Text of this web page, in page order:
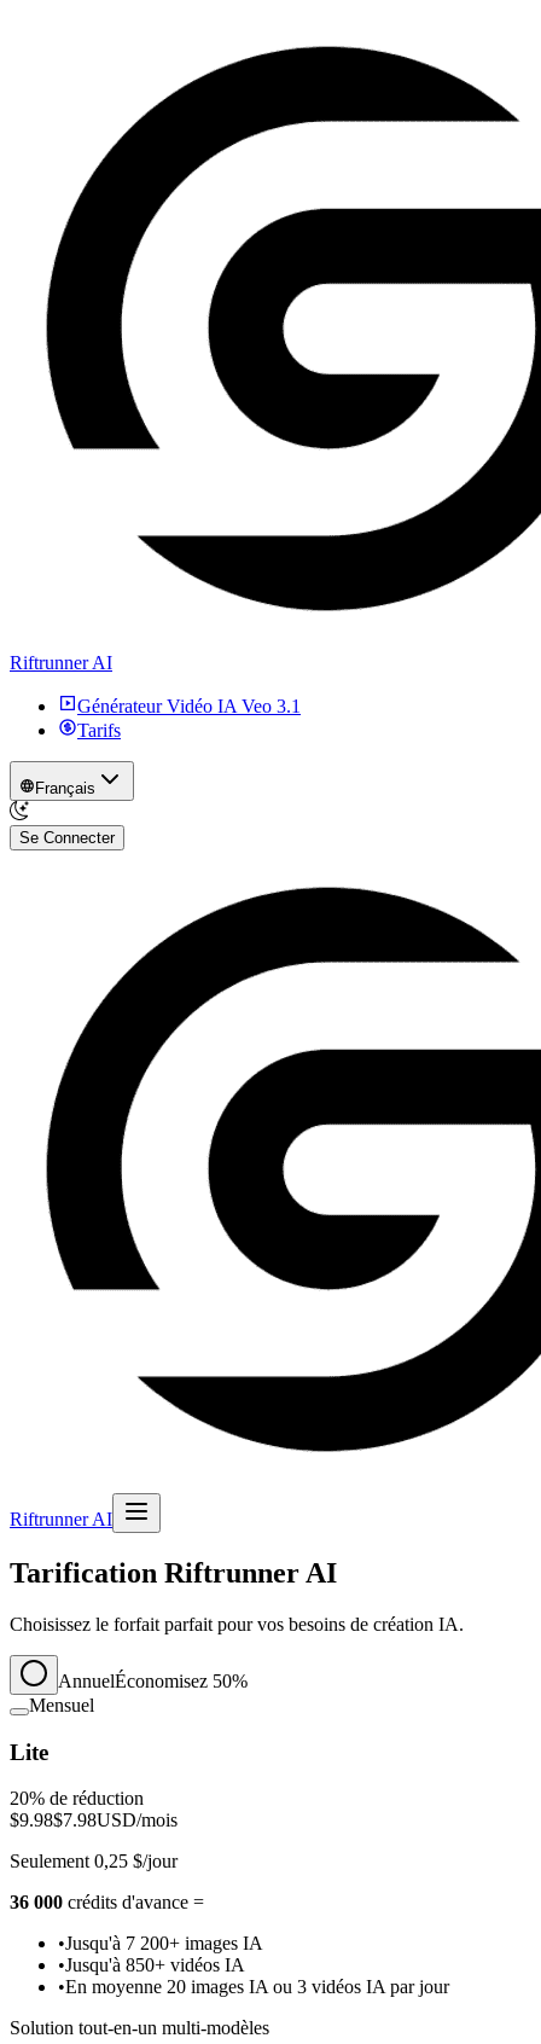
Riftrunner AI
Générateur Vidéo IA Veo 3.1
Tarifs
Français
Se Connecter
Riftrunner AI
Tarification Riftrunner AI
Choisissez le forfait parfait pour vos besoins de création IA.
AnnuelÉconomisez 50%
Mensuel
Lite
20% de réduction
$9.98$7.98USD/mois
Seulement 0,25 $/jour
36 000 crédits d'avance =
•Jusqu'à 7 200+ images IA
•Jusqu'à 850+ vidéos IA
•En moyenne 20 images IA ou 3 vidéos IA par jour
Solution tout-en-un multi-modèles